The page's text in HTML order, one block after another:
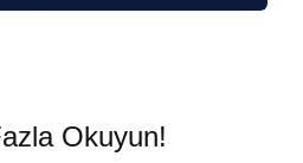
Okuyun!